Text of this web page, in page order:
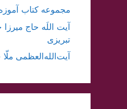
مجموعه کتاب
آیت اللَه حاج میرزا
تبریزی
آیت‌الله‌العظمی